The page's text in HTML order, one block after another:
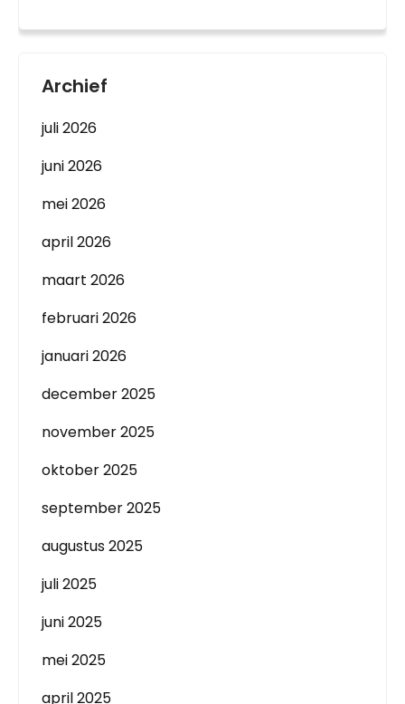
Archief
juli 2026
juni 2026
mei 2026
april 2026
maart 2026
februari 2026
januari 2026
december 2025
november 2025
oktober 2025
september 2025
augustus 2025
juli 2025
juni 2025
mei 2025
april 2025